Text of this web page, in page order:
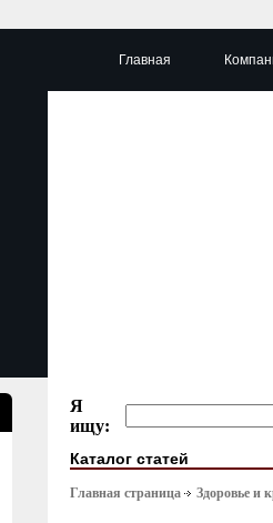
Главная
Я
ищу:
Каталог статей
Главная страница Здоровье и